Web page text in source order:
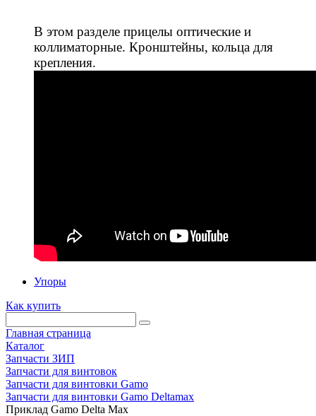
В этом разделе прицелы оптические и
коллиматорные. Кронштейны, кольца для
крепления.
Упоры
Как купить
Главная страница
Каталог
Запчасти ЗИП
Запчасти для винтовок
Запчасти для винтовки Gamo
Запчасти для винтовки Gamo Deltamax
Приклад Gamo Delta Max